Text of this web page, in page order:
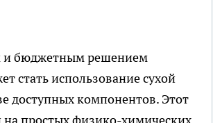
бюджетным решением
стать использование сухой
доступных компонентов. Этот